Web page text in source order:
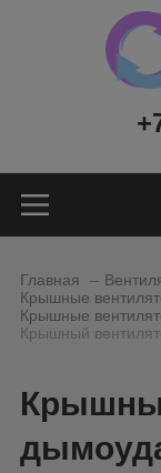
Главная
Крышные
Крышные
Крышный